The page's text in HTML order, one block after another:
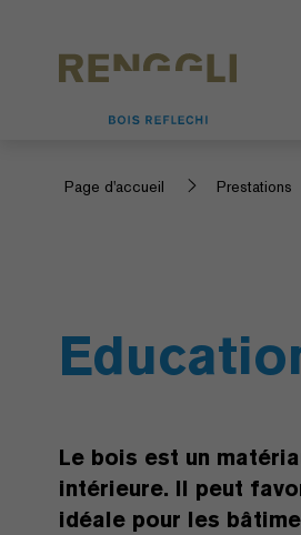
Page d'accueil Prestations
Le bois est un
intérieure. Il peut
idéale pour les